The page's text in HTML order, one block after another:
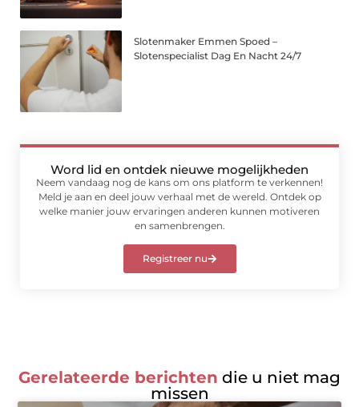
Slotenmaker Emmen Spoed –
Slotenspecialist Dag En Nacht 24/7
Word lid en ontdek nieuwe mogelijkheden
Neem vandaag nog de kans om ons platform te verkennen!
Meld je aan en deel jouw verhaal met de wereld. Ontdek op
welke manier jouw ervaringen anderen kunnen motiveren
en samenbrengen.
Registreer nu
Gerelateerde berichten die u niet mag
missen